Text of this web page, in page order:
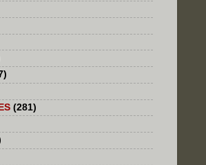
(281)